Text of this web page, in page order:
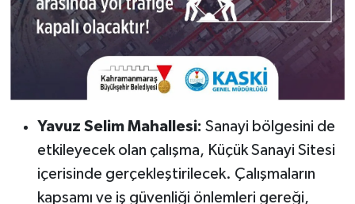
Yavuz Selim Mahallesi: Sanayi bölgesini de
etkileyecek olan çalışma, Küçük Sanayi Sitesi
içerisinde gerçekleştirilecek. Çalışmaların
kapsamı ve iş güvenliği önlemleri gereği,